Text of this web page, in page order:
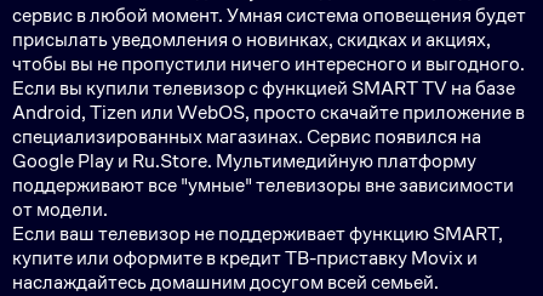
сервис в любой момент. Умная система оповещения будет
присылать уведомления о новинках, скидках и акциях,
чтобы вы не пропустили ничего интересного и выгодного.
Если вы купили телевизор с функцией SMART TV на базе
Android, Tizen или WebOS, просто скачайте приложение в
специализированных магазинах. Сервис появился на
Google Play и Ru.Store. Мультимедийную платформу
поддерживают все "умные" телевизоры вне зависимости
от модели.
Если ваш телевизор не поддерживает функцию SMART,
купите или оформите в кредит ТВ-приставку Movix и
наслаждайтесь домашним досугом всей семьей.